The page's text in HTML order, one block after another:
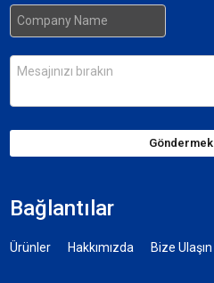
Göndermek
Bağlantılar
Ürünler Hakkımızda Bize Ulaşın